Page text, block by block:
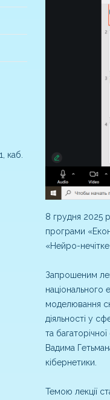
каб.
8 грудня 2025
програми
«Нейро-
Запрошеним
національного
моделювання
діяльності у
та
Вадима
кібернетики.
Темою лекції